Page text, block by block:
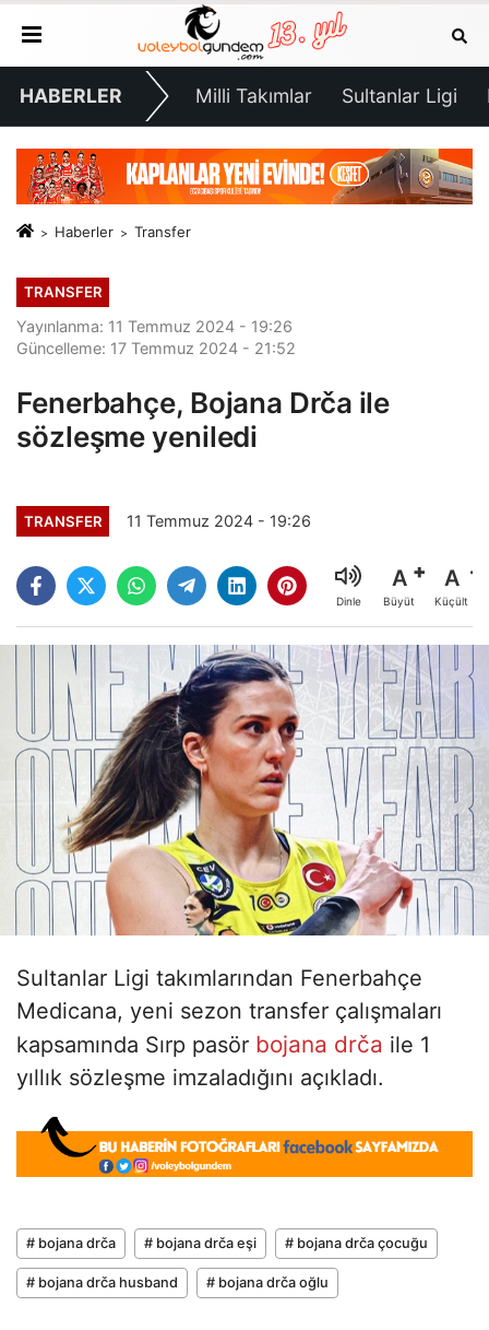
HABERLER Milli Takımlar Sultanlar Ligi
Haberler Transfer
TRANSFER
Yayınlanma: 11 Temmuz 2024 - 19:26
Güncelleme: 17 Temmuz 2024 - 21:52
Fenerbahçe, Bojana Drča ile
sözleşme yeniledi
TRANSFER 11 Temmuz 2024 - 19:26
Dinle
A
Büyüt
A
Küçült
Sultanlar Ligi takımlarından Fenerbahçe
Medicana, yeni sezon transfer çalışmaları
kapsamında Sırp pasör bojana drča ile 1
yıllık sözleşme imzaladığını açıkladı.
# bojana drča # bojana drča eşi # bojana drča çocuğu
# bojana drča husband # bojana drča oğlu